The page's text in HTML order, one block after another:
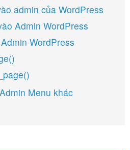
admin của WordPress
Admin WordPress
WordPress
Menu khác